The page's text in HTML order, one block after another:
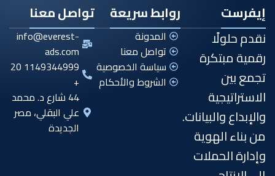
إيفرست
نقدم حلولًا
رقمية مبتكرة
تجمع بين
الاستراتيجية
والإبداع والبيانات.
من بناء الهوية
وإدارة الحملات
روابط سريعة
المدونة
تواصل معنا
سياسة الخصوصية
الشروط والأحكام
تواصل معنا
info@everest-
ads.com
1149344999 20
+
44 شارع د. محمد
علي البقلي، مصر
الجديدة